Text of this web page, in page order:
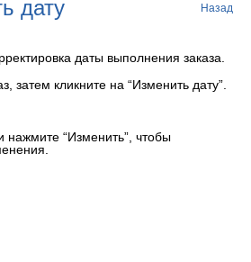
дату Назад
даты выполнения заказа.
затем кликните на “Изменить дату”.
нажмите “Изменить”, чтобы